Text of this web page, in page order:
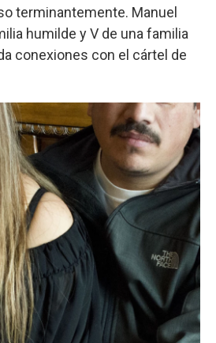
terminantemente. Manuel
humilde y V de una familia
conexiones con el cártel de